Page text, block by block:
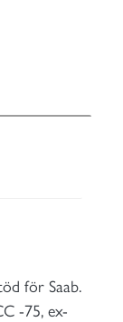
för Saab.
-75, ex-